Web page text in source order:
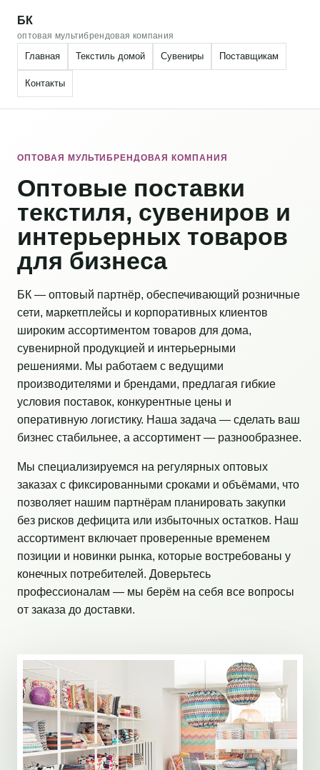
БК
оптовая мультибрендовая компания
Главная Текстиль домой Сувениры Поставщикам
Контакты
ОПТОВАЯ МУЛЬТИБРЕНДОВАЯ КОМПАНИЯ
Оптовые поставки
текстиля, сувениров и
интерьерных товаров
для бизнеса
БК — оптовый партнёр, обеспечивающий розничные
сети, маркетплейсы и корпоративных клиентов
широким ассортиментом товаров для дома,
сувенирной продукцией и интерьерными
решениями. Мы работаем с ведущими
производителями и брендами, предлагая гибкие
условия поставок, конкурентные цены и
оперативную логистику. Наша задача — сделать ваш
бизнес стабильнее, а ассортимент — разнообразнее.
Мы специализируемся на регулярных оптовых
заказах с фиксированными сроками и объёмами, что
позволяет нашим партнёрам планировать закупки
без рисков дефицита или избыточных остатков. Наш
ассортимент включает проверенные временем
позиции и новинки рынка, которые востребованы у
конечных потребителей. Доверьтесь
профессионалам — мы берём на себя все вопросы
от заказа до доставки.